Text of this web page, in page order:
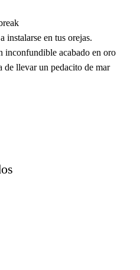
instalarse en tus orejas.
inconfundible acabado en oro
llevar un pedacito de mar